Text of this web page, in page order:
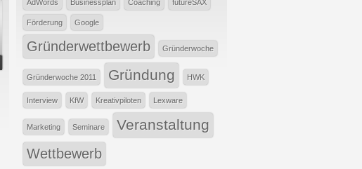
AdWords Businessplan Coaching futureSAX
Förderung Google
Gründerwettbewerb Gründerwoche
Gründerwoche 2011 Gründung HWK
Interview KfW Kreativpiloten Lexware
Marketing Seminare Veranstaltung
Wettbewerb